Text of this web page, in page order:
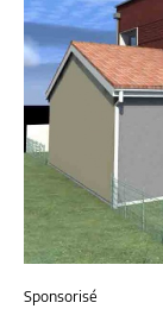
Sponsorisé